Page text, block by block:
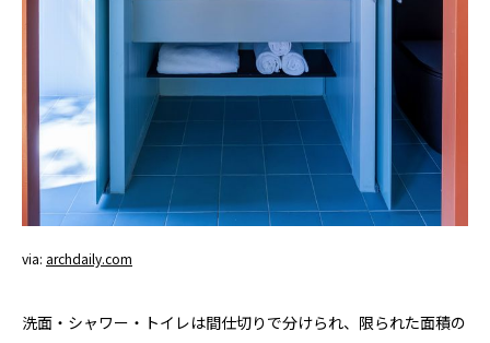
via: archdaily.com
洗面・シャワー・トイレは間仕切りで分けられ、限られた面積の